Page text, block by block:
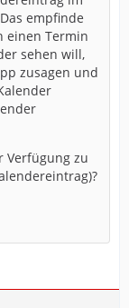
empfinde
einen Termin
sehen will,
zusagen und
Verfügung zu